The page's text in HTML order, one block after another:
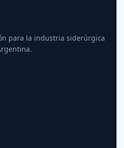
para la industria siderúrgica